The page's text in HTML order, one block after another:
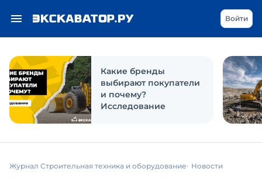
Войти
Какие бренды
выбирают покупатели
и почему?
Исследование
Журнал Строительная техника и оборудование Новости